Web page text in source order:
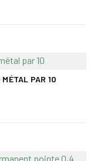
PAR 10